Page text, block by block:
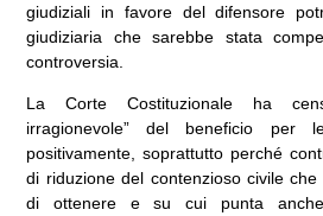
giudiziali in favore del difensore
giudiziaria che sarebbe stata
controversia.
La Corte Costituzionale ha
irragionevole” del beneficio per
positivamente, soprattutto perché
di riduzione del contenzioso civile
di ottenere e su cui punta